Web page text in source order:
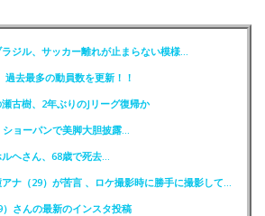
ラジル、サッカー離れが止まらない模様…
過去最多の動員数を更新！！
瀬古樹、2年ぶりのJリーグ復帰か
ショーパンで美脚大胆披露…
ルヘさん、68歳で死去…
【芸能】テレ東・田中瞳アナ（29）が苦言 、ロケ撮影時に勝手に撮影してくる人達に注意喚起
）さんの最新のインスタ投稿